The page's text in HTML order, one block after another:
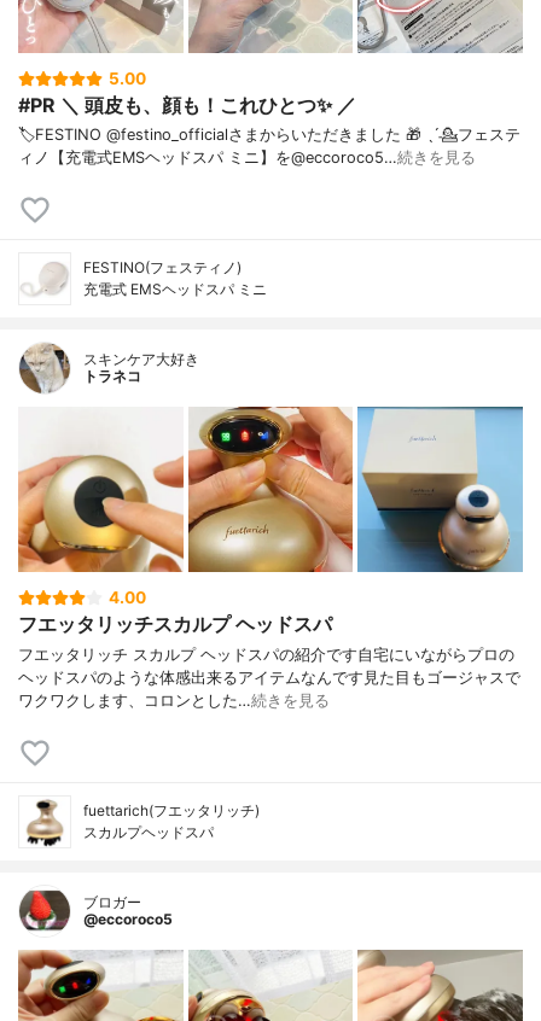
5.00
#PR ＼ 頭皮も、顔も！これひとつ✨ ／
🏷️FESTINO @festino_officialさまからいただきました 🎁 ˎˊ˗⁡⁡💁フェステ
ィノ【充電式EMSヘッドスパ ミニ】を@eccoroco5…続きを見る
FESTINO(フェスティノ)
充電式 EMSヘッドスパ ミニ
スキンケア大好き
トラネコ
4.00
フエッタリッチスカルプ ヘッドスパ
フエッタリッチ スカルプ ヘッドスパの紹介です自宅にいながらプロの
ヘッドスパのような体感出来るアイテムなんです見た目もゴージャスで
ワクワクします、コロンとした…続きを見る
fuettarich(フエッタリッチ)
スカルプヘッドスパ
ブロガー
@eccoroco5